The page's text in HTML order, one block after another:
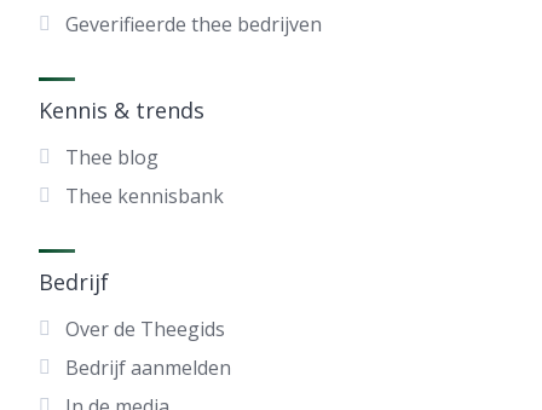
Geverifieerde thee bedrijven
Kennis & trends
Thee blog
Thee kennisbank
Bedrijf
Over de Theegids
Bedrijf aanmelden